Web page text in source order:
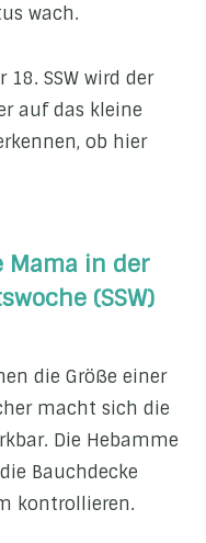
wach.
SSW wird der
auf das kleine
ob hier
Mama in der
(SSW)
die Größe einer
macht sich die
Die Hebamme
Bauchdecke
kontrollieren.